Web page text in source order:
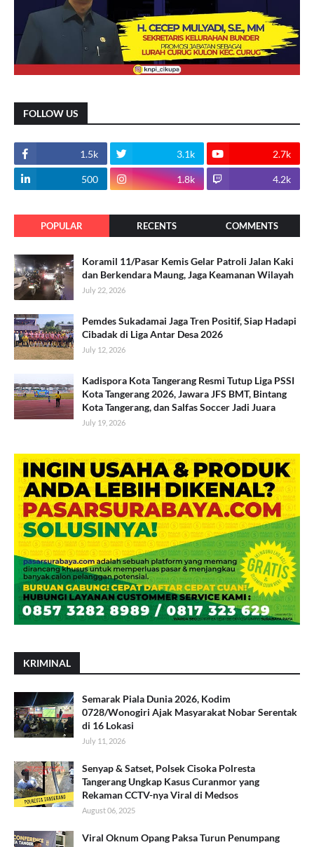
FOLLOW US
1.5k 3.1k 2.7k
500 1.8k 4.2k
POPULAR RECENTS COMMENTS
Koramil 11/Pasar Kemis Gelar Patroli Jalan Kaki
dan Berkendara Maung, Jaga Keamanan Wilayah
July 22, 2026
Pemdes Sukadamai Jaga Tren Positif, Siap Hadapi
Cibadak di Liga Antar Desa 2026
July 12, 2026
Kadispora Kota Tangerang Resmi Tutup Liga PSSI
Kota Tangerang 2026, Jawara JFS BMT, Bintang
Kota Tangerang, dan Salfas Soccer Jadi Juara
July 19, 2026
KRIMINAL
Semarak Piala Dunia 2026, Kodim
0728/Wonogiri Ajak Masyarakat Nobar Serentak
di 16 Lokasi
July 11, 2026
Senyap & Satset, Polsek Cisoka Polresta
Tangerang Ungkap Kasus Curanmor yang
Rekaman CCTV-nya Viral di Medsos
August 06, 2025
Viral Oknum Opang Paksa Turun Penumpang